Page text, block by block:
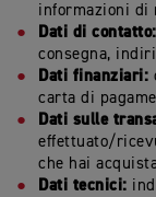
informazioni di
Dati di contatto:
consegna,
Dati finanziari:
carta di
Dati sulle
effettuato/
che hai
Dati tecnici: